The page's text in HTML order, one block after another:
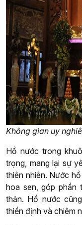
Không gian uy
Hồ nước trong
trọng, mang lại sự
thiên nhiên. Nước
hoa sen, góp phần
thản. Hồ nước
thiền định và chiêm